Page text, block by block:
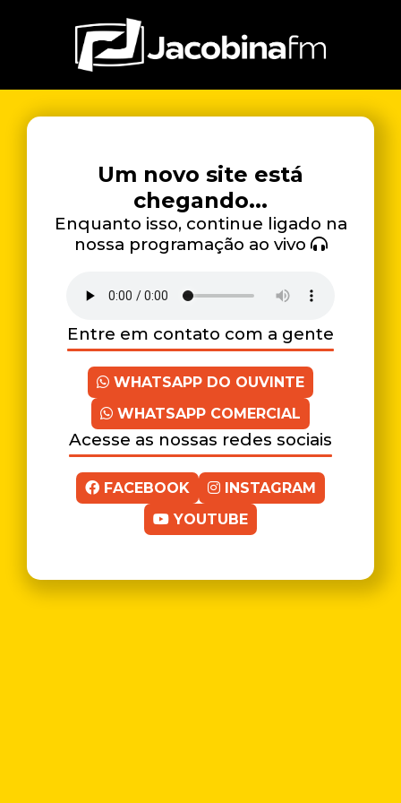
Um novo site está
chegando...
Enquanto isso, continue ligado na
nossa programação ao vivo
Entre em contato com a gente
WHATSAPP DO OUVINTE
WHATSAPP COMERCIAL
Acesse as nossas redes sociais
FACEBOOK
INSTAGRAM
YOUTUBE